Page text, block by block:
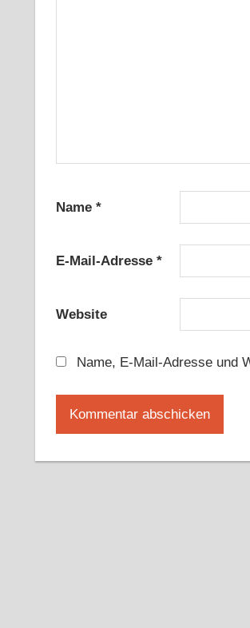
Name *
E-Mail-Adresse *
Website
Name, E-Mail-Adresse und